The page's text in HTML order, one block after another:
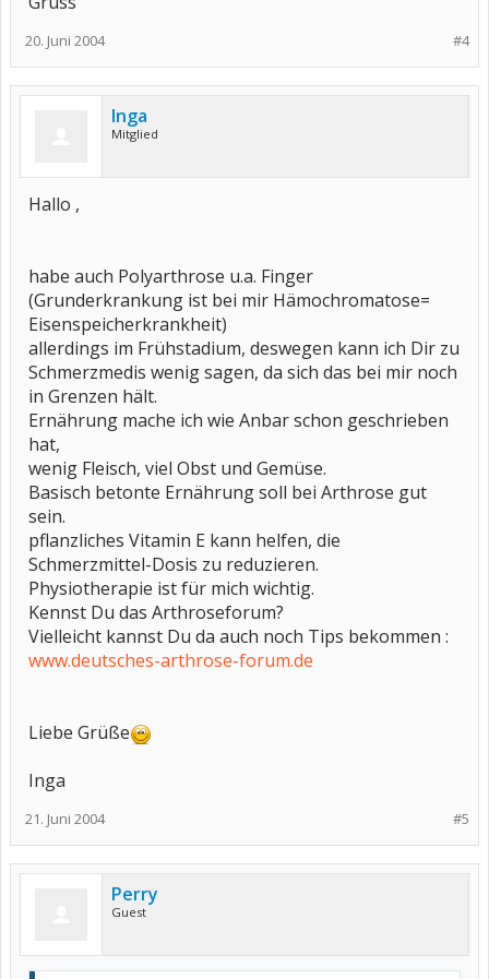
#4
20. Juni 2004
Inga
Mitglied
Hallo ,
habe auch Polyarthrose u.a. Finger
(Grunderkrankung ist bei mir Hämochromatose=
Eisenspeicherkrankheit)
allerdings im Frühstadium, deswegen kann ich Dir zu
Schmerzmedis wenig sagen, da sich das bei mir noch
in Grenzen hält.
Ernährung mache ich wie Anbar schon geschrieben
hat,
wenig Fleisch, viel Obst und Gemüse.
Basisch betonte Ernährung soll bei Arthrose gut
sein.
pflanzliches Vitamin E kann helfen, die
Schmerzmittel-Dosis zu reduzieren.
Physiotherapie ist für mich wichtig.
Kennst Du das Arthroseforum?
Vielleicht kannst Du da auch noch Tips bekommen :
www.deutsches-arthrose-forum.de
Liebe Grüße
Inga
#5
21. Juni 2004
Perry
Guest